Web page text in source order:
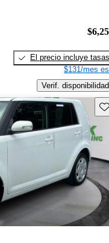
El precio incluye tasas
$131/mes
Verif. disponibilidad